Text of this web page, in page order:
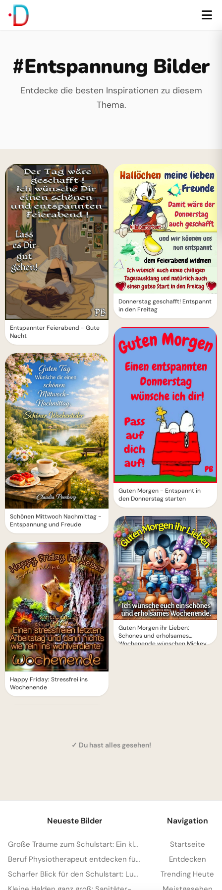
#Entspannung Bilder
Entdecke die besten Inspirationen zu diesem
Thema.
Entspannter Feierabend - Gute
Nacht
Schönen Mittwoch Nachmittag -
Entspannung und Freude
Happy Friday: Stressfrei ins
Wochenende
Donnerstag geschafft! Entspannt
in den Freitag
Guten Morgen - Entspannt in
den Donnerstag starten
Guten Morgen ihr Lieben:
Schönes und erholsames
Wochenende wünschen Mickey
✓ Du hast alles gesehen!
Neueste Bilder
Große Träume zum Schulstart: Ein kleiner Feuerwehrmann für YouTube
Beruf Physiotherapeut entdecken für YouTube: Eine spannende Lektion
Scharfer Blick für den Schulstart: Lustige Bilder für WhatsApp
Navigation
Startseite
Entdecken
Trending Heute